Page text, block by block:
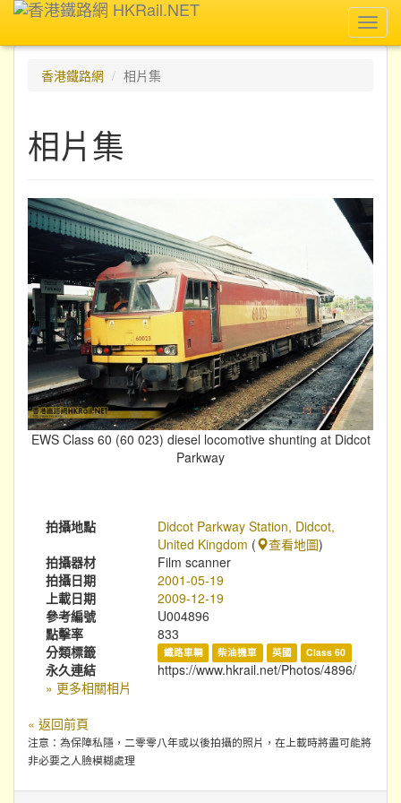
香港鐵路網
相片集
相片集
EWS Class 60 (60 023) diesel locomotive shunting at Didcot
Parkway
拍攝地點
Didcot Parkway Station, Didcot,
United Kingdom ( 查看地圖)
拍攝器材
Film scanner
拍攝日期
2001-05-19
上載日期
2009-12-19
參考編號
U004896
點擊率
833
分類標籤
鐵路車輛 柴油機車 英國 Class 60
永久連結
https://www.hkrail.net/Photos/4896/
» 更多相關相片
« 返回前頁
注意：為保障私隱，二零零八年或以後拍攝的照片，在上載時將盡可能將
非必要之人臉模糊處理